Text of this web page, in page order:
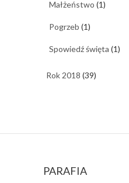
Małżeństwo (1)
Pogrzeb (1)
Spowiedź święta (1)
Rok 2018 (39)
PARAFIA